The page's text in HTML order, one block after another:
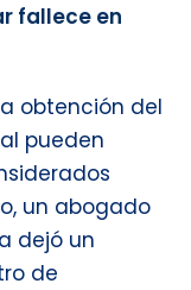
fallece en
obtención del
pueden
un abogado
dejó un
de